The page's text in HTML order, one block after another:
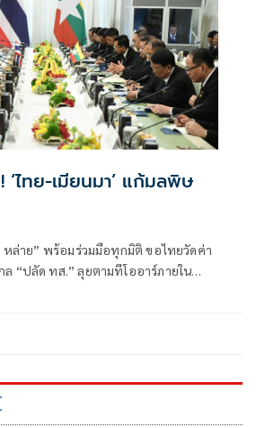
‘ไทย-เมียนมา’ แก้มลพิษ
ติ ขอไทยวัดค่า
“ปลัด ทส.” ลุยตามทีโออาร์ภายใน